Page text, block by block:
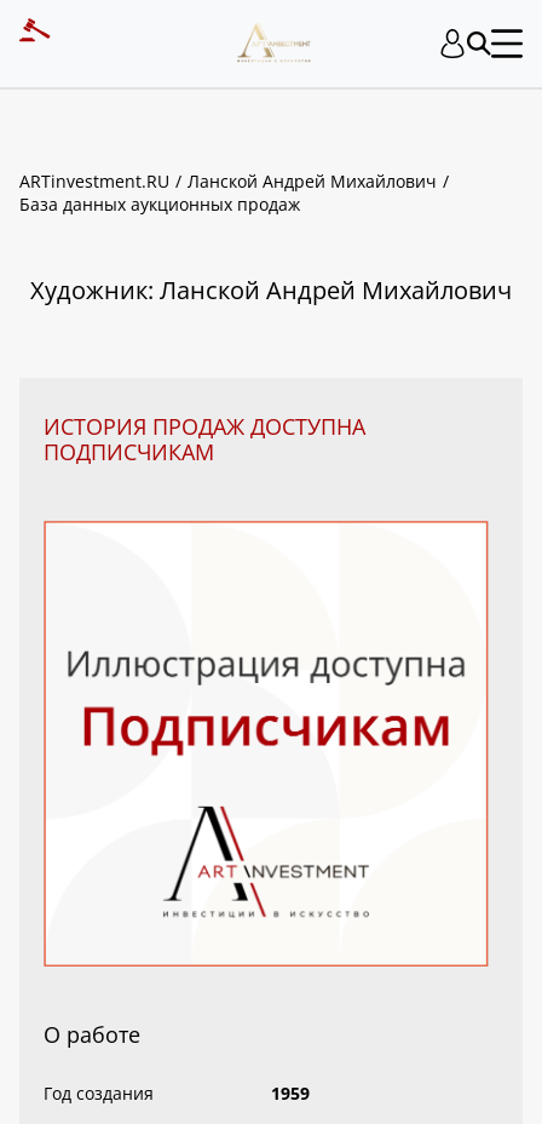
ARTinvestment.RU
Ланской Андрей Михайлович
База данных аукционных продаж
Художник: Ланской Андрей Михайлович
ИСТОРИЯ ПРОДАЖ ДОСТУПНА
ПОДПИСЧИКАМ
О работе
Год создания
1959